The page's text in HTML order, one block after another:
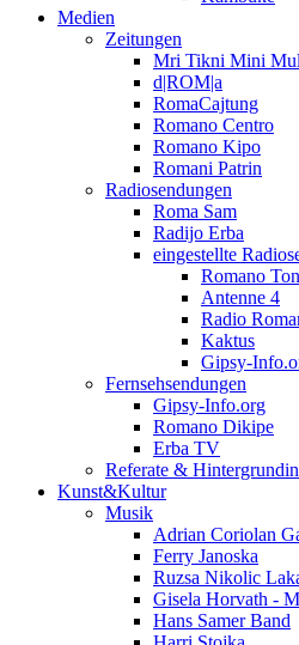
Medien
Zeitungen
Mri Tikni Mini
d|ROM|a
RomaCajtung
Romano Centro
Romano Kipo
Romani Patrin
Radiosendungen
Roma Sam
Radijo Erba
eingestellte
Romano Ton
Antenne 4
Radio
Kaktus
Gipsy-
Fernsehsendungen
Gipsy-Info.org
Romano Dikipe
Erba TV
Referate &
Kunst&Kultur
Musik
Adrian Coriolan
Ferry Janoska
Ruzsa Nikolic
Gisela Horvath -
Hans Samer Band